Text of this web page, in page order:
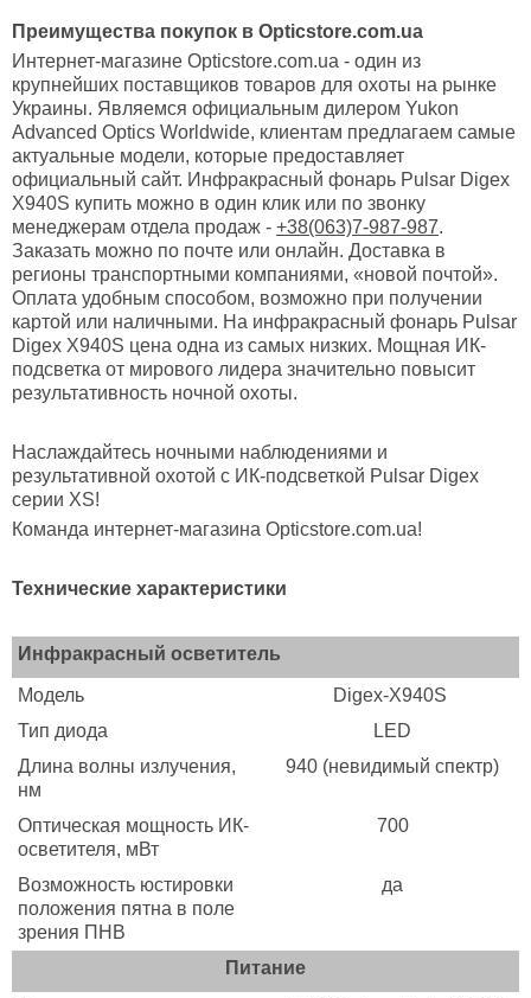
Преимущества покупок в Opticstore.com.ua
Интернет-магазине Opticstore.com.ua - один из
крупнейших поставщиков товаров для охоты на рынке
Украины. Являемся официальным дилером Yukon
Advanced Optics Worldwide, клиентам предлагаем самые
актуальные модели, которые предоставляет
официальный сайт. Инфракрасный фонарь Pulsar Digex
X940S купить можно в один клик или по звонку
менеджерам отдела продаж - +38(063)7-987-987.
Заказать можно по почте или онлайн. Доставка в
регионы транспортными компаниями, «новой почтой».
Оплата удобным способом, возможно при получении
картой или наличными. На инфракрасный фонарь Pulsar
Digex X940S цена одна из самых низких. Мощная ИК-
подсветка от мирового лидера значительно повысит
результативность ночной охоты.
Наслаждайтесь ночными наблюдениями и
результативной охотой с ИК-подсветкой Pulsar Digex
серии XS!
Команда интернет-магазина Opticstore.com.ua!
Технические характеристики
Инфракрасный осветитель
Модель
Digex-X940S
Тип диода
LED
Длина волны излучения,
нм
940 (невидимый спектр)
Оптическая мощность ИК-
осветителя, мВт
700
Возможность юстировки
положения пятна в поле
зрения ПНВ
да
Питание